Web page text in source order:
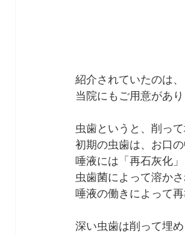
紹介されていたのは
当院にもご用意があ
虫歯というと、削っ
初期の虫歯は、お口
唾液には「再石灰化」
虫歯菌によって溶か
唾液の働きによって
深い虫歯は削って埋